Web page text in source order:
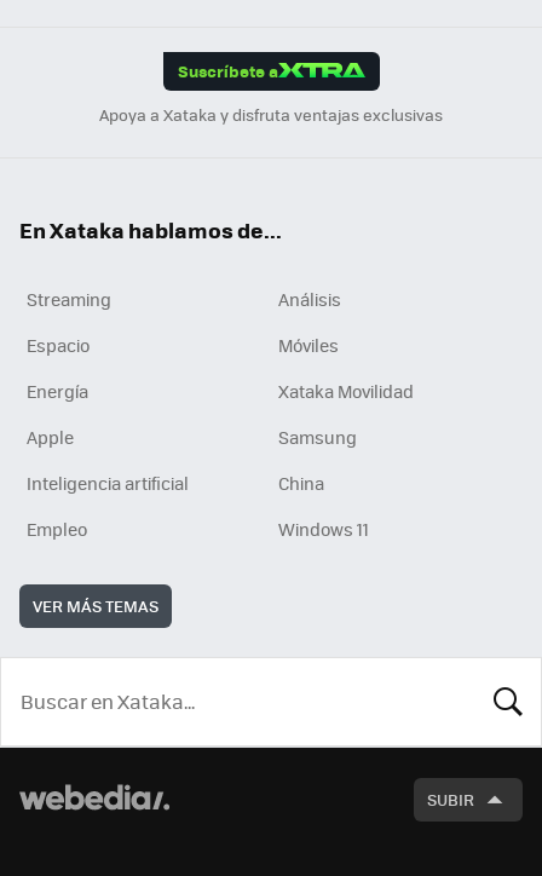
Suscríbete a
Apoya a Xataka y disfruta ventajas exclusivas
En Xataka hablamos de...
Streaming
Análisis
Espacio
Móviles
Energía
Xataka Movilidad
Apple
Samsung
Inteligencia artificial
China
Empleo
Windows 11
VER MÁS TEMAS
SUBIR